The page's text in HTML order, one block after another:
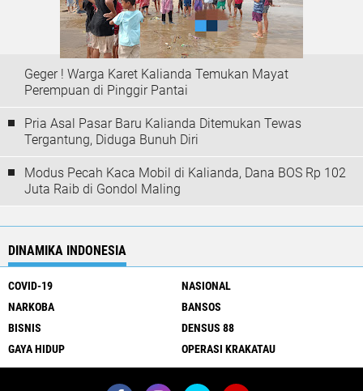
Geger ! Warga Karet Kalianda Temukan Mayat
Perempuan di Pinggir Pantai
Pria Asal Pasar Baru Kalianda Ditemukan Tewas
Tergantung, Diduga Bunuh Diri
Modus Pecah Kaca Mobil di Kalianda, Dana BOS Rp 102
Juta Raib di Gondol Maling
DINAMIKA INDONESIA
COVID-19
NASIONAL
NARKOBA
BANSOS
BISNIS
DENSUS 88
GAYA HIDUP
OPERASI KRAKATAU